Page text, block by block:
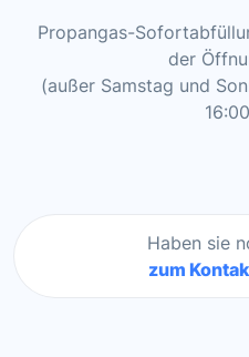
Propangas-
der
(außer Samstag und
Haben sie
zum